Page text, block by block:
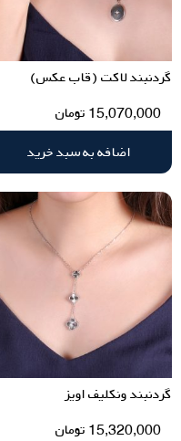
گردنبند لاکت (قاب عکس)
15,070,000 تومان
اضافه به سبد خرید
گردنبند ونکلیف اویز
15,320,000 تومان